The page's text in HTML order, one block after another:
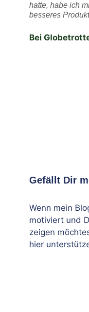
hatte, habe ich
besseres
Bei
Gefällt Dir
Wenn mein
motiviert und
zeigen
hier